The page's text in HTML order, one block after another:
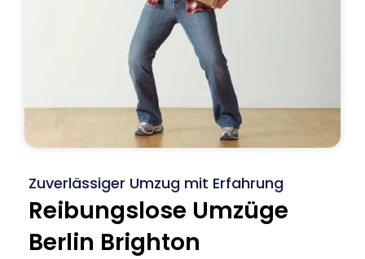
Zuverlässiger Umzug mit Erfahrung
Reibungslose Umzüge
Berlin Brighton